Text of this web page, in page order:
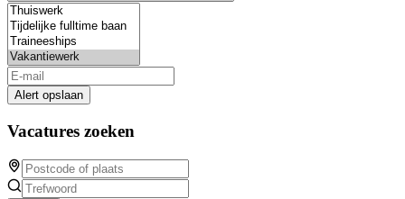
Alert opslaan
Vacatures zoeken